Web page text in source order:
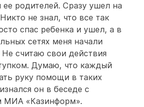
родителей. Сразу ушел на
не знал, что все так
спас ребенка и ушел, а в
сетях меня начали
считаю свои действия
Думаю, что каждый
руку помощи в таких
он в беседе с
МИА «Казинформ».